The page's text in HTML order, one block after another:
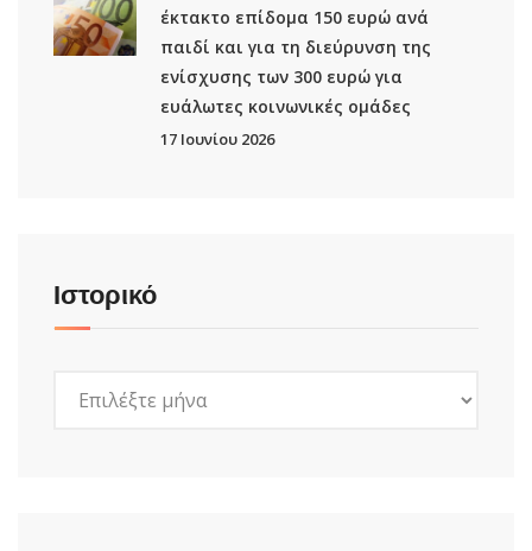
έκτακτο επίδομα 150 ευρώ ανά
παιδί και για τη διεύρυνση της
ενίσχυσης των 300 ευρώ για
ευάλωτες κοινωνικές ομάδες
17 Ιουνίου 2026
Ιστορικό